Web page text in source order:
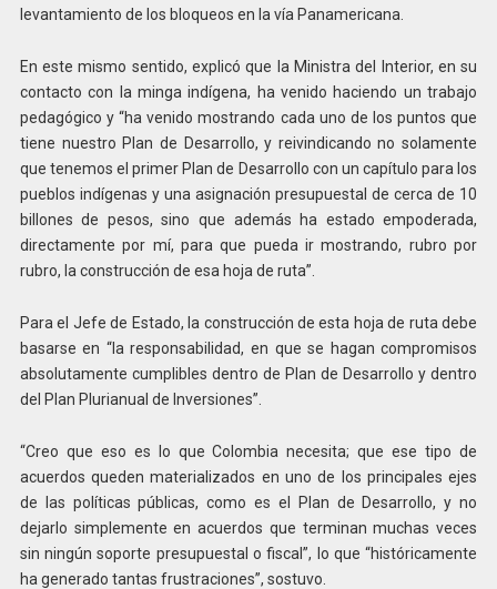
levantamiento de los bloqueos en la vía Panamericana.
En este mismo sentido, explicó que la Ministra del Interior, en su
contacto con la minga indígena, ha venido haciendo un trabajo
pedagógico y “ha venido mostrando cada uno de los puntos que
tiene nuestro Plan de Desarrollo, y reivindicando no solamente
que tenemos el primer Plan de Desarrollo con un capítulo para los
pueblos indígenas y una asignación presupuestal de cerca de 10
billones de pesos, sino que además ha estado empoderada,
directamente por mí, para que pueda ir mostrando, rubro por
rubro, la construcción de esa hoja de ruta”.
Para el Jefe de Estado, la construcción de esta hoja de ruta debe
basarse en “la responsabilidad, en que se hagan compromisos
absolutamente cumplibles dentro de Plan de Desarrollo y dentro
del Plan Plurianual de Inversiones”.
“Creo que eso es lo que Colombia necesita; que ese tipo de
acuerdos queden materializados en uno de los principales ejes
de las políticas públicas, como es el Plan de Desarrollo, y no
dejarlo simplemente en acuerdos que terminan muchas veces
sin ningún soporte presupuestal o fiscal”, lo que “históricamente
ha generado tantas frustraciones”, sostuvo.